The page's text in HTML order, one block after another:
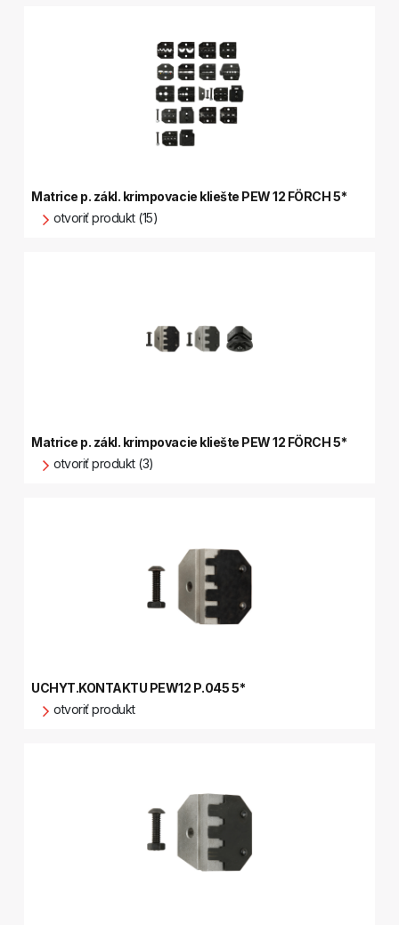
Matrice p. zákl. krimpovacie kliešte PEW 12 FÖRCH 5*
otvoriť produkt (15)
Matrice p. zákl. krimpovacie kliešte PEW 12 FÖRCH 5*
otvoriť produkt (3)
UCHYT.KONTAKTU PEW12 P.045 5*
otvoriť produkt